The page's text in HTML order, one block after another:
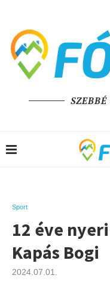
Sport
12 éve
Kapás Bogi
2024.07.01.